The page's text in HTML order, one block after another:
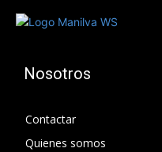
Nosotros
Contactar
Quienes somos